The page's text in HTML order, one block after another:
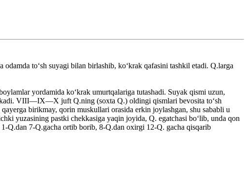
toʻsh suyagi bilan birlashib, koʻkrak qafasini tashkil etadi. Q.larga
yordamida koʻkrak umurtqalariga tutashadi. Suyak qismi uzun,
VIII—IX—X juft Q.ning (soxta Q.) oldingi qismlari bevosita toʻsh
birikmay, qorin muskullari orasida erkin joylashgan, shu sababli u
yuzasining pastki chekkasiga yaqin joyida, Q. egatchasi boʻlib, unda qon
Q.dan 7-Q.gacha ortib borib, 8-Q.dan oxirgi 12-Q. gacha qisqarib